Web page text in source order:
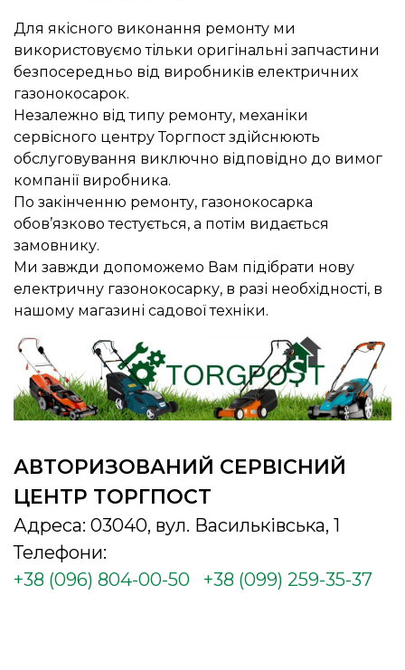
Для якісного виконання ремонту ми
використовуємо тільки оригінальні запчастини
безпосередньо від виробників електричних
газонокосарок.
Незалежно від типу ремонту, механіки
сервісного центру Торгпост здійснюють
обслуговування виключно відповідно до вимог
компанії виробника.
По закінченню ремонту, газонокосарка
обов’язково тестується, а потім видається
замовнику.
Ми завжди допоможемо Вам підібрати нову
електричну газонокосарку, в разі необхідності, в
нашому магазині садової техніки.
АВТОРИЗОВАНИЙ СЕРВІСНИЙ
ЦЕНТР ТОРГПОСТ
Адреса: 03040, вул. Васильківська, 1
Телефони:
+38 (096) 804-00-50
+38 (099) 259-35-37